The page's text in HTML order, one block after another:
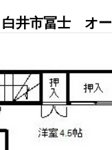
井市冨士 オ